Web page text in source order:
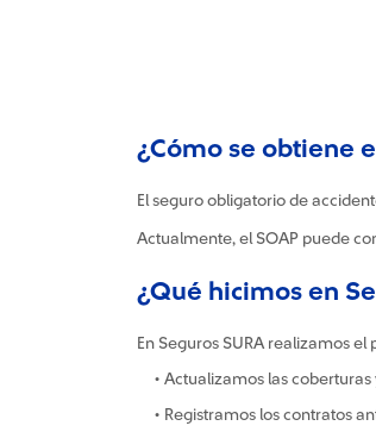
¿Cómo se obtiene
El seguro obligatorio de
Actualmente, el SOAP puede
¿Qué hicimos en
En Seguros SURA realizamos
• Actualizamos las coberturas
• Registramos los contratos